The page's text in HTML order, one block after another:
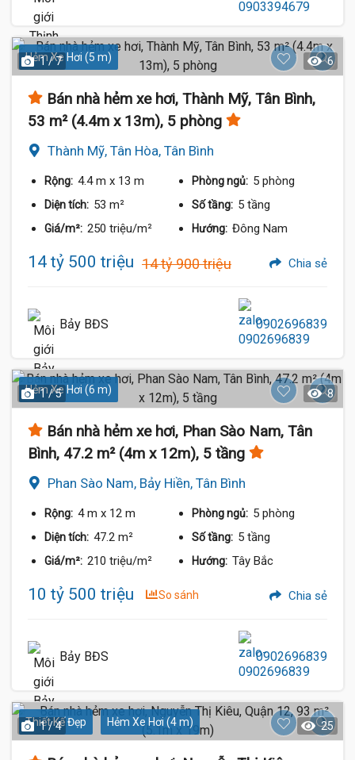
Hẻm Xe Hơi (5 m)
1 / 7 6
Bán nhà hẻm xe hơi, Thành Mỹ, Tân Bình,
53 m² (4.4m x 13m), 5 phòng
Thành Mỹ, Tân Hòa, Tân Bình
Rộng: 4.4 m x 13 m Phòng ngủ: 5 phòng
Diện tích: 53 m² Số tầng: 5 tầng
Giá/m²: 250 triệu/m² Hướng: Đông Nam
14 tỷ 500 triệu 14 tỷ 900 triệu Chia sẻ
Bảy BĐS 0902696839
Hẻm Xe Hơi (6 m)
1 / 5 8
Bán nhà hẻm xe hơi, Phan Sào Nam, Tân
Bình, 47.2 m² (4m x 12m), 5 tầng
Phan Sào Nam, Bảy Hiền, Tân Bình
Rộng: 4 m x 12 m Phòng ngủ: 5 phòng
Diện tích: 47.2 m² Số tầng: 5 tầng
Giá/m²: 210 triệu/m² Hướng: Tây Bắc
10 tỷ 500 triệu So sánh Chia sẻ
Bảy BĐS 0902696839
Thiết Kế Đẹp Hẻm Xe Hơi (4 m)
1 / 4 25